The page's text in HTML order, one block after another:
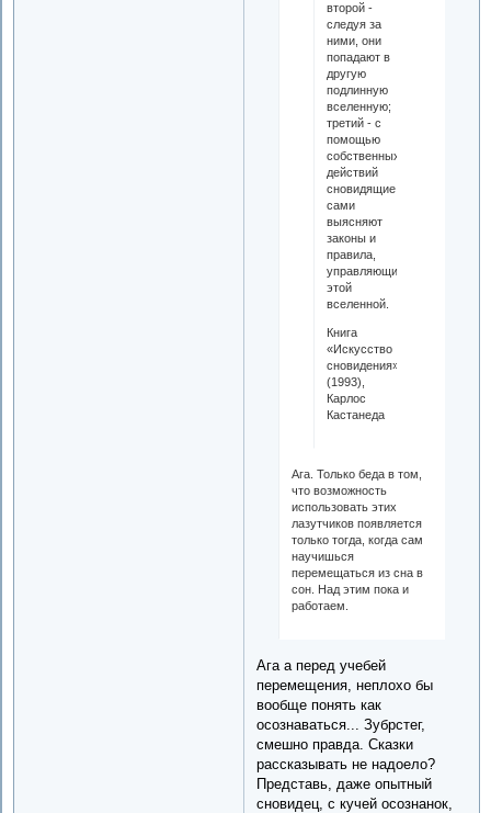
второй -
следуя за
ними, они
попадают в
другую
подлинную
вселенную;
третий - с
помощью
собственных
действий
сновидящие
сами
выясняют
законы и
правила,
управляющие
этой
вселенной.
Книга
«Искусство
сновидения»
(1993),
Карлос
Кастанеда
Ага. Только беда в том,
что возможность
использовать этих
лазутчиков появляется
только тогда, когда сам
научишься
перемещаться из сна в
сон. Над этим пока и
работаем.
Ага а перед учебей
перемещения, неплохо бы
вообще понять как
осознаваться... Зубрстег,
смешно правда. Сказки
рассказывать не надоело?
Представь, даже опытный
сновидец, с кучей осознанок,